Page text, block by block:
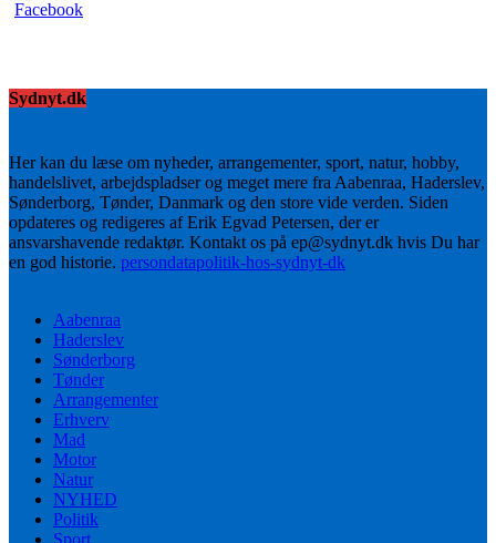
Sydnyt.dk
Her kan du læse om nyheder, arrangementer, sport, natur, hobby,
handelslivet, arbejdspladser og meget mere fra Aabenraa, Haderslev,
Sønderborg, Tønder, Danmark og den store vide verden. Siden
opdateres og redigeres af Erik Egvad Petersen, der er
ansvarshavende redaktør. Kontakt os på ep@sydnyt.dk hvis Du har
en god historie. persondatapolitik-hos-sydnyt-dk
Aabenraa
Haderslev
Sønderborg
Tønder
Arrangementer
Erhverv
Mad
Motor
Natur
NYHED
Politik
Sport